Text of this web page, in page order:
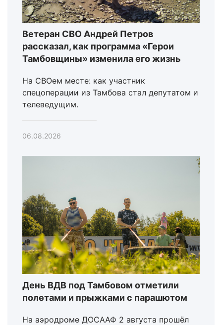
Ветеран СВО Андрей Петров
рассказал, как программа «Герои
Тамбовщины» изменила его жизнь
На СВОем месте: как участник
спецоперации из Тамбова стал депутатом и
телеведущим.
06.08.2026
День ВДВ под Тамбовом отметили
полетами и прыжками с парашютом
На аэродроме ДОСААФ 2 августа прошёл